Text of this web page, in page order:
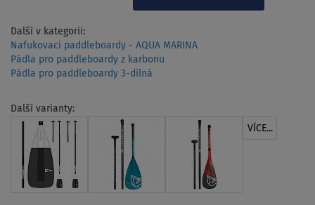
Další v kategorii:
Nafukovací paddleboardy - AQUA MARINA
Pádla pro paddleboardy z karbonu
Pádla pro paddleboardy 3-dílná
Další varianty:
VÍCE...